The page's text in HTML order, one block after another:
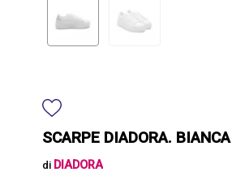
SCARPE DIADORA. BIANCA
di DIADORA